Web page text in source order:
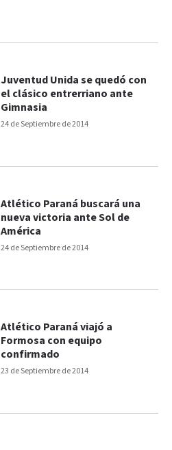
24 de Septiembre de 2014
Juventud Unida se quedó con
el clásico entrerriano ante
Gimnasia
24 de Septiembre de 2014
Atlético Paraná buscará una
nueva victoria ante Sol de
América
23 de Septiembre de 2014
Atlético Paraná viajó a
Formosa con equipo
confirmado